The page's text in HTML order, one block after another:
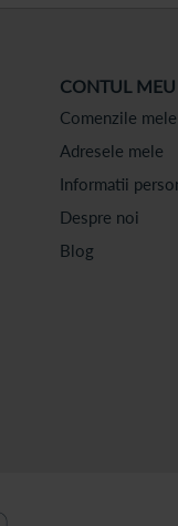
CONTUL MEU
Comenzile mele
Adresele mele
Informatii
Despre noi
Blog